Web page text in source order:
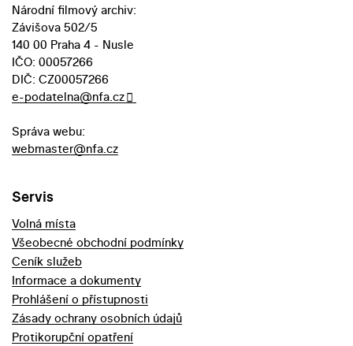
Národní filmový archiv:
Závišova 502/5
140 00 Praha 4 - Nusle
IČO: 00057266
DIČ: CZ00057266
e-podatelna@nfa.cz
Správa webu:
webmaster@nfa.cz
Servis
Volná místa
Všeobecné obchodní podmínky
Ceník služeb
Informace a dokumenty
Prohlášení o přístupnosti
Zásady ochrany osobních údajů
Protikorupční opatření